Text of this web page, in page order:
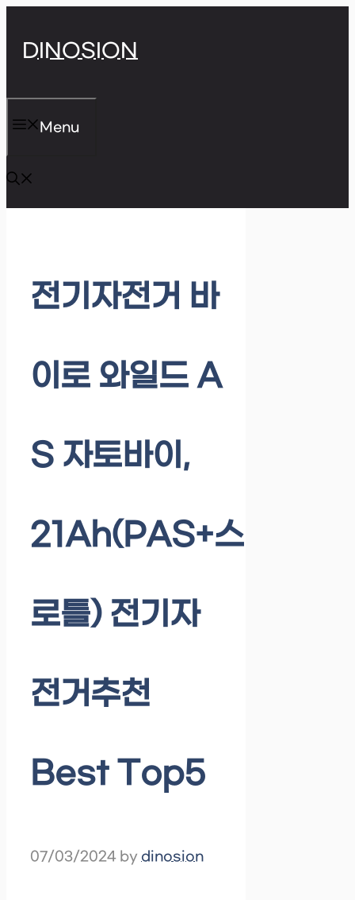
DINOSION
Menu
전기자전거 바
이로 와일드 A
S 자토바이,
21Ah(PAS+스
로틀) 전기자
전거추천
Best Top5
07/03/2024 by dinosion